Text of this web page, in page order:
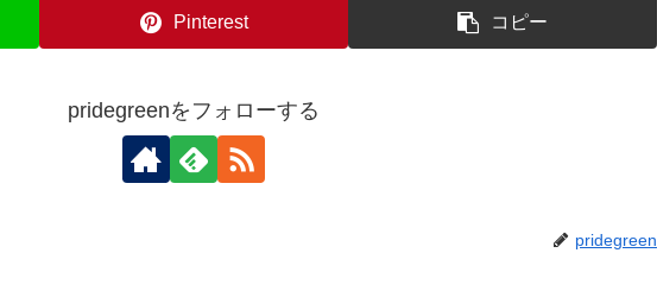
Pinterest コピー
pridegreenをフォローする
pridegreen